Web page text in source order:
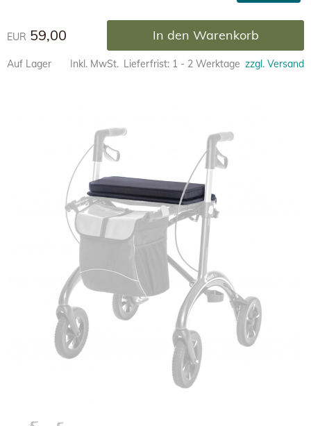
EUR 59,00 In den Warenkorb
Auf Lager Inkl. MwSt. Lieferfrist: 1 - 2 Werktage zzgl. Versand